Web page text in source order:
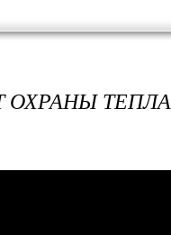
ОХРАНЫ ТЕПЛА